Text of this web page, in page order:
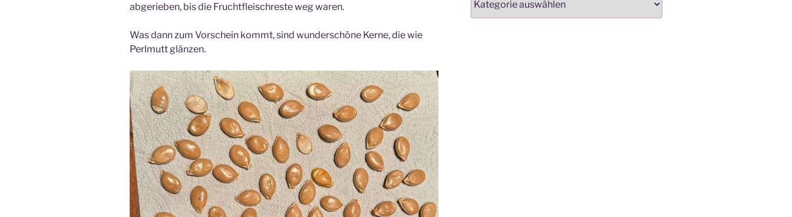
abgerieben, bis die Fruchtfleischreste weg waren.
Was dann zum Vorschein kommt, sind wunderschöne Kerne, die wie
Perlmutt glänzen.